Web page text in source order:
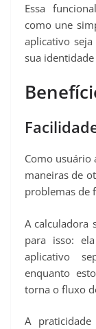
Essa
como une
aplicativo
sua
Como usuário
maneiras de
problemas de
A calculadora
para isso:
aplicativo
enquanto
torna o fluxo
A